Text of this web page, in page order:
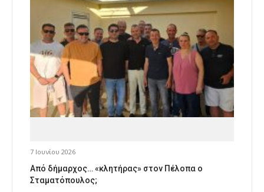
7 Ιουνίου 2026
Από δήμαρχος… «κλητήρας» στον Πέλοπα ο
Σταματόπουλος;